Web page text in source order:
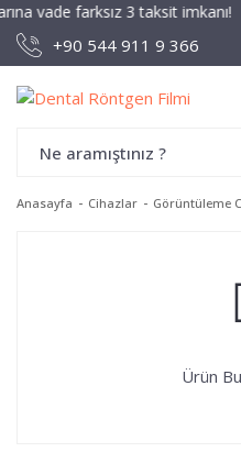
vade farksız 3 taksit imkanı!
+90 544 911 9 366
Anasayfa Cihazlar Görüntüleme
Ürün